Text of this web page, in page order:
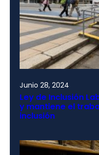
Junio 28, 2024
Ley de Inclusión
y mantiene el
inclusión